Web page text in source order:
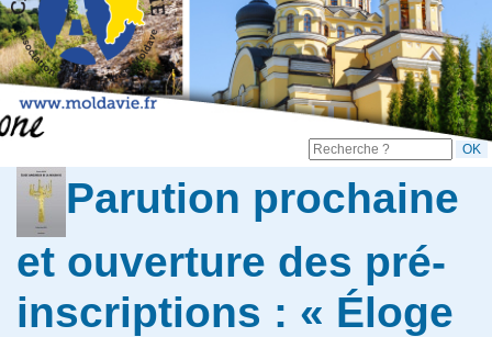
Parution prochaine
et ouverture des pré-
inscriptions : « Éloge